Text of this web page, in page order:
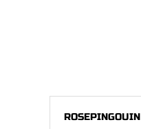
ROSEPINGOUIN